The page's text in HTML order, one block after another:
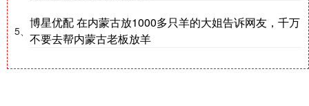
5、
博星优配 在内蒙古放1000多只羊的大姐告诉网友，千万
不要去帮内蒙古老板放羊